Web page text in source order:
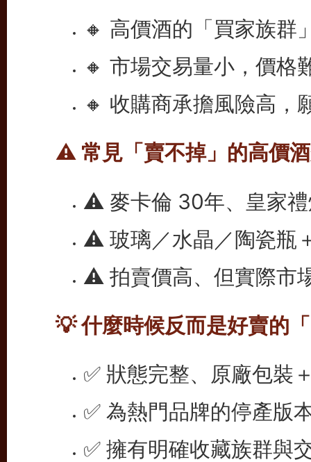
🔸 高價酒的「買家族群
🔸 市場交易量小，價格
🔸 收購商承擔風險高，
⚠️ 常見「賣不掉」的高價
⚠️ 麥卡倫 30年、皇家
⚠️ 玻璃／水晶／陶瓷瓶
⚠️ 拍賣價高、但實際市
💡 什麼時候反而是好賣的
✅ 狀態完整、原廠包裝
✅ 為熱門品牌的停產版
✅ 擁有明確收藏族群與